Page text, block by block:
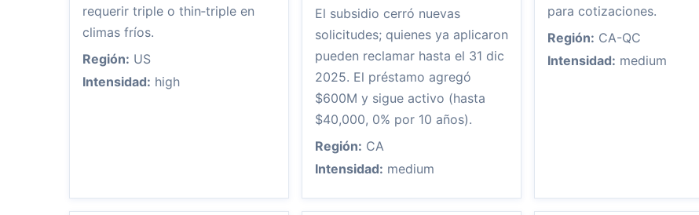
requerir triple o thin‑triple en
climas fríos.
Región: US
Intensidad: high
El subsidio cerró nuevas
solicitudes; quienes ya aplicaron
pueden reclamar hasta el 31 dic
2025. El préstamo agregó
$600M y sigue activo (hasta
$40,000, 0% por 10 años).
Región: CA
Intensidad: medium
para cotizaciones.
Región: CA-QC
Intensidad: medium